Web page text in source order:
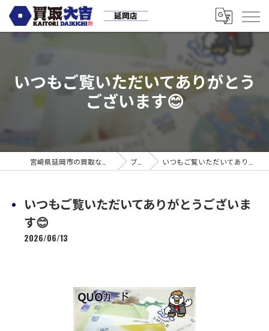
いつもご覧いただいてありがとう
ございます😊
ブログ いつもご覧いただいてありがとうございます😊
いつもご覧いただいてありがとうございま
す😊
2026/06/13